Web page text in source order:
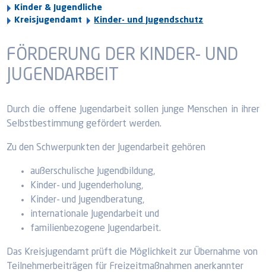
Kinder & Jugendliche
Kreisjugendamt
Kinder- und Jugendschutz
FÖRDERUNG DER KINDER- UND
JUGENDARBEIT
Durch die offene Jugendarbeit sollen junge Menschen in ihrer
Selbstbestimmung gefördert werden.
Zu den Schwerpunkten der Jugendarbeit gehören
außerschulische Jugendbildung,
Kinder- und Jugenderholung,
Kinder- und Jugendberatung,
internationale Jugendarbeit und
familienbezogene Jugendarbeit.
Das Kreisjugendamt prüft die Möglichkeit zur Übernahme von
Teilnehmerbeiträgen für Freizeitmaßnahmen anerkannter